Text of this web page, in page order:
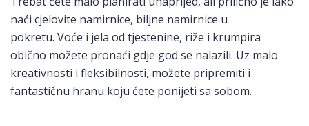
naći cjelovite namirnice, biljne namirnice u
pokretu. Voće i jela od tjestenine, riže i krumpira
obično možete pronaći gdje god se nalazili. Uz malo
kreativnosti i fleksibilnosti, možete pripremiti i
fantastičnu hranu koju ćete ponijeti sa sobom.